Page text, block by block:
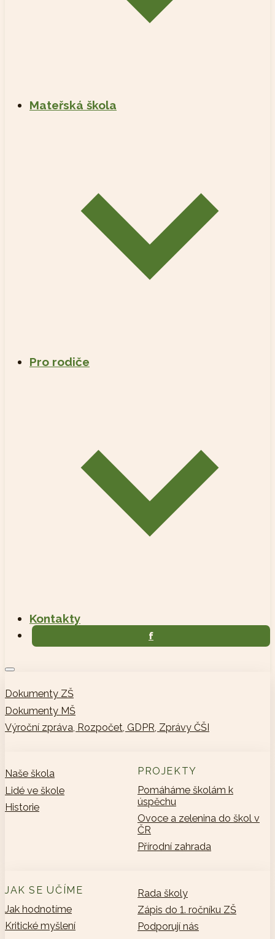
Mateřská škola
Pro rodiče
Kontakty
f
Dokumenty ZŠ
Dokumenty MŠ
Výroční zpráva, Rozpočet, GDPR, Zprávy ČŠI
Naše škola
Lidé ve škole
Historie
PROJEKTY
Pomáháme školám k
úspěchu
Ovoce a zelenina do škol v
ČR
Přírodní zahrada
JAK SE UČÍME
Jak hodnotíme
Kritické myšlení
Rada školy
Zápis do 1. ročníku ZŠ
Podporují nás